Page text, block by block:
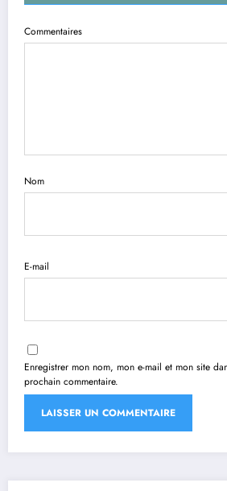
Commentaires
Nom
E-mail
Enregistrer mon nom, mon e-mail et mon site
prochain commentaire.